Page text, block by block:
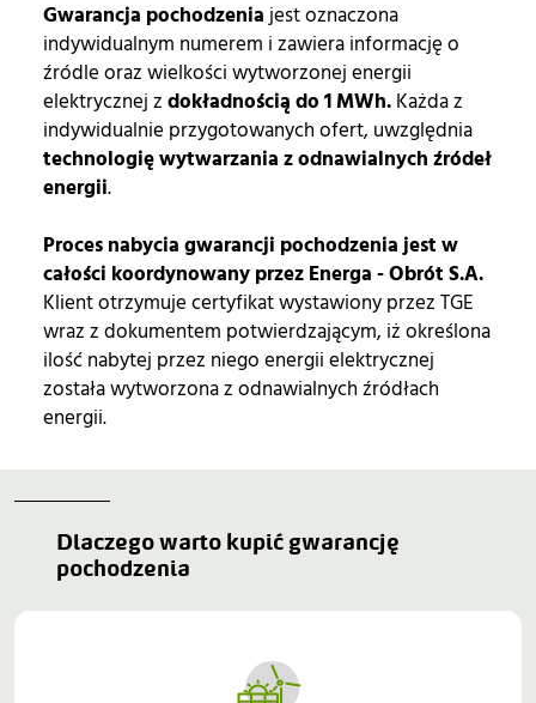
Gwarancja pochodzeniajest oznaczona
indywidualnym numerem i zawiera informację o
źródle oraz wielkości wytworzonej energii
elektrycznej z dokładnością do 1 MWh. Każda z
indywidualnie przygotowanych ofert, uwzględnia
technologię wytwarzania z odnawialnych źródeł
energii.
Proces nabycia gwarancji pochodzenia jest w
całości koordynowany przez Energa - Obrót S.A.
Klient otrzymuje certyfikat wystawiony przez TGE
wraz z dokumentem potwierdzającym, iż określona
ilość nabytej przez niego energii elektrycznej
została wytworzona z odnawialnych źródłach
energii.
Dlaczego warto kupić gwarancję
pochodzenia